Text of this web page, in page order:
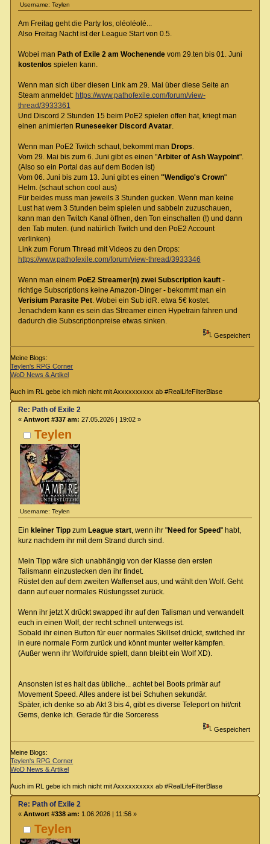
Username: Teylen
Am Freitag geht die Party los, oléoléolé...
Also Freitag Nacht ist der League Start von 0.5.
Wobei man Path of Exile 2 am Wochenendevom 29.ten bis 01. Juni
kostenlos spielen kann.
Wenn man sich über diesen Link am 29. Mai über diese Seite an
Steam anmeldet: https://www.pathofexile.com/forum/view-
thread/3933361
Und Discord 2 Stunden 15 beim PoE2 spielen offen hat, kriegt man
einen animierten Runeseeker Discord Avatar.
Wenn man PoE2 Twitch schaut, bekommt man Drops
Vom 29. Mai bis zum 6. Juni gibt es einen "Arbiter of Ash Waypoint".
(Also so ein Portal das auf dem Boden ist)
Vom 06. Juni bis zum 13. Juni gibt es einen "Wendigo's Crown"
Helm. (schaut schon cool aus)
Für beides muss man jeweils 3 Stunden gucken. Wenn man keine
Lust hat wem 3 Stunden beim spielen und sabbeln zuzuschauen,
kann man den Twitch Kanal öffnen, den Ton einschalten (!) und dann
den Tab muten. (und natürlich Twitch und den PoE2 Account
verlinken)
Link zum Forum Thread mit Videos zu den Drops:
https://www.pathofexile.com/forum/view-thread/3933346
Wenn man einem PoE2 Streamer(n) zwei Subscription kauft-
richtige Subscriptions keine Amazon-Dinger - bekommt man ein
Verisium Parasite Pet. Wobei ein Sub idR. etwa 5€ kostet.
Jenachdem kann es sein das Streamer einen Hypetrain fahren und
dadurch die Subscriptionpreise etwas sinken.
Gespeichert
Meine Blogs:
Teylen's RPG Corner
WoD News & Artikel
Auch im RL gebe ich mich nicht mit Axxxxxxxxxx ab #RealLifeFilterBlase
Teylen
Username: Teylen
Re: Path of Exile 2
« Antwort #337 am: 27.05.2026 | 19:02 »
Ein kleiner Tippzum League start, wenn ihr "Need for Speed" habt,
kurz nachdem ihr mit dem Strand durch sind.
Mein Tipp wäre sich unabhängig von der Klasse den ersten
Talismann einzustecken den ihr findet.
Rüstet den auf dem zweiten Waffenset aus, und wählt den Wolf. Geht
dann auf euer normales Rüstungsset zurück.
Wenn ihr jetzt X drückt swapped ihr auf den Talisman und verwandelt
euch in einen Wolf, der recht schnell unterwegs ist.
Sobald ihr einen Button für euer normales Skillset drückt, switched ihr
in eure normale Form zurück und könnt munter weiter kämpfen.
(Außer wenn ihr Wolfdruide spielt, dann bleibt ein Wolf XD).
Ansonsten ist es halt das übliche... achtet bei Boots primär auf
Movement Speed. Alles andere ist bei Schuhen sekundär.
Später, ich denke so ab Akt 3 bis 4, gibt es diverse Teleport on hit/crit
Gems, denke ich. Gerade für die Sorceress
Gespeichert
Meine Blogs:
Teylen's RPG Corner
WoD News & Artikel
Auch im RL gebe ich mich nicht mit Axxxxxxxxxx ab #RealLifeFilterBlase
Teylen
Re: Path of Exile 2
« Antwort #338 am: 1.06.2026 | 11:56 »